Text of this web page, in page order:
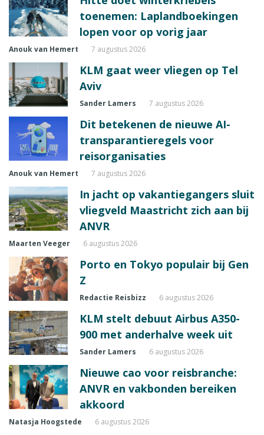
toenemen: Laplandboekingen
lopen voor op vorig jaar
Anouk van Hemert 7 augustus 2026
KLM gaat weer vliegen op Tel
Aviv
Sander Lamers 7 augustus 2026
Dit betekenen de nieuwe AI-
transparantieregels voor
reisorganisaties
Anouk van Hemert 7 augustus 2026
In jacht op vakantiegangers sluit
vliegveld Maastricht zich aan bij
ANVR
Maarten Veeger 6 augustus 2026
Porto en Tokyo populair bij Gen
Z
Redactie Reisbizz 6 augustus 2026
KLM stelt debuut Airbus A350-
900 met anderhalve week uit
Sander Lamers 6 augustus 2026
Nieuwe cao voor reisbranche:
ANVR en vakbonden bereiken
akkoord
Natasja Hoogstede 6 augustus 2026